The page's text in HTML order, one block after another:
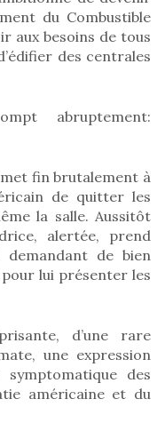
du Combustible
aux besoins de tous
des centrales
abruptement:
met fin brutalement à
de quitter les
la salle. Aussitôt
alertée, prend
de bien
lui présenter les
d’une rare
une expression
symptomatique des
américaine et du